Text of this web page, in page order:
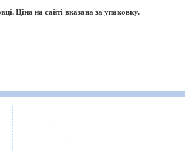
Ціна на сайті вказана за упаковку.